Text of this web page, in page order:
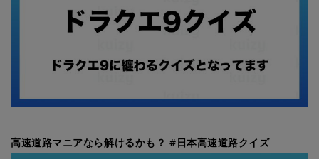
高速道路マニアなら解けるかも？ #日本高速道路クイズ